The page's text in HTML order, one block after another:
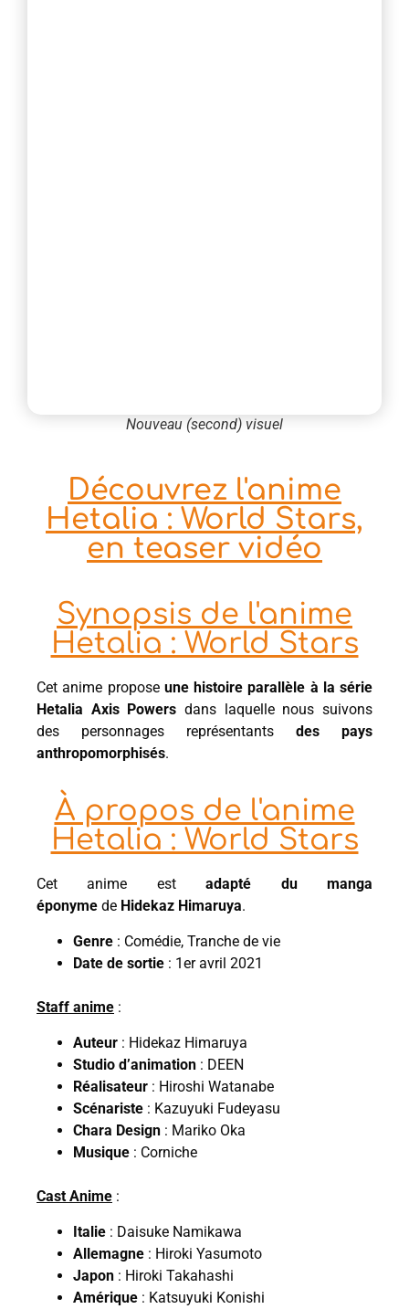
Nouveau (second) visuel
Découvrez l'anime
Hetalia : World Stars,
en teaser vidéo
Synopsis de l'anime
Hetalia : World Stars
Cet anime propose une histoire parallèle à la série
Hetalia Axis Powers dans laquelle nous suivons
des personnages représentants des pays
anthropomorphisés.
À propos de l'anime
Hetalia : World Stars
Cet anime estadapté du manga
éponyme de Hidekaz Himaruya.
Genre : Comédie, Tranche de vie
Date de sortie : 1er avril 2021
Staff anime :
Auteur : Hidekaz Himaruya
Studio d’animation : DEEN
Réalisateur : Hiroshi Watanabe
Scénariste : Kazuyuki Fudeyasu
Chara Design : Mariko Oka
Musique : Corniche
Cast Anime :
Italie : Daisuke Namikawa
Allemagne : Hiroki Yasumoto
Japon : Hiroki Takahashi
Amérique : Katsuyuki Konishi